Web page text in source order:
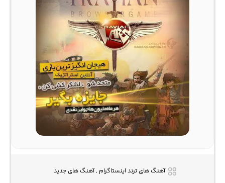
آهنگ های ترند اینستاگرام , آهنگ های جدید